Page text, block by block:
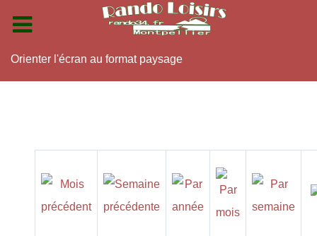
Orienter l'écran au format paysage